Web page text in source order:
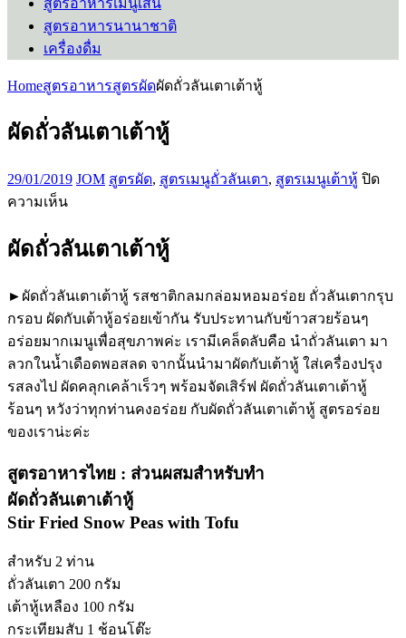
สูตรอาหารนานาชาติ
เครื่องดื่ม
Homeสูตรอาหารสูตรผัดผัดถั่วลันเตาเต้าหู้
ผัดถั่วลันเตาเต้าหู้
29/01/2019 JOM สูตรผัด, สูตรเมนูถั่วลันเตา, สูตรเมนูเต้าหู้ ปิด
ความเห็นบน
ถั่ว
เต้าหู้
ผัดถั่วลันเตาเต้าหู้
►ผัดถั่วลันเตาเต้าหู้ รสชาติกลมกล่อมหอมอร่อย ถั่วลันเตากรุบ
กรอบ ผัดกับเต้าหู้อร่อยเข้ากัน รับประทานกับข้าวสวยร้อนๆ
อร่อยมากเมนูเพื่อสุขภาพค่ะ เรามีเคล็ดลับคือ นำถั่วลันเตา มา
ลวกในน้ำเดือดพอสลด จากนั้นนำมาผัดกับเต้าหู้ ใส่เครื่องปรุง
รสลงไป ผัดคลุกเคล้าเร็วๆ พร้อมจัดเสิร์ฟ ผัดถั่วลันเตาเต้าหู้
ร้อนๆ หวังว่าทุกท่านคงอร่อย กับผัดถั่วลันเตาเต้าหู้ สูตรอร่อย
ของเราน่ะค่ะ
สูตรอาหารไทย : ส่วนผสมสำหรับทำ
ผัดถั่วลันเตาเต้าหู้
Stir Fried Snow Peas with Tofu
สำหรับ 2 ท่าน
ถั่วลันเตา 200 กรัม
เต้าหู้เหลือง 100 กรัม
กระเทียมสับ 1 ช้อนโต๊ะ